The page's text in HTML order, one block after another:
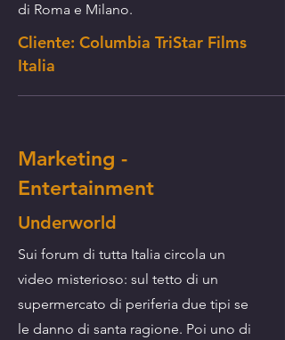
di Roma e Milano.
Cliente: Columbia TriStar Films
Italia
Marketing -
Entertainment
Underworld
Sui forum di tutta Italia circola un
video misterioso: sul tetto di un
supermercato di periferia due tipi se
le danno di santa ragione. Poi uno di